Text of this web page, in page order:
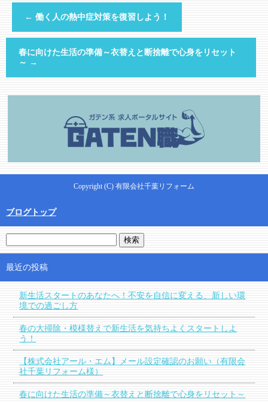
← 働く人の熱中症対策を復習しよう！
春に向けた生活の準備～衣替えと断捨離で心身をリセット
～ →
Copyright (C) 有限会社千葉リフォーム
ブログトップ
最近の投稿
新生活スタートのあなたへ！不安を自信に変える、新しい環
境での過ごし方
春の大掃除・模様替えで新生活を気持ちよくスタートしよ
う！
【株式会社アール・エム】メール設定確認のお願い（有限会
社千葉リフォーム様）
春に向けた生活の準備～衣替えと断捨離で心身をリセット～